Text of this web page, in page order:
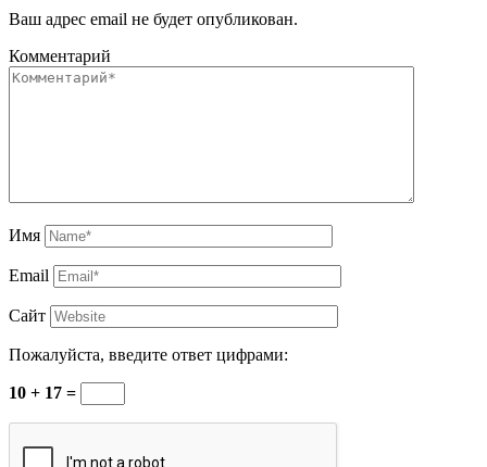
Ваш адрес email не будет опубликован.
Комментарий
Имя
Email
Сайт
Пожалуйста, введите ответ цифрами:
10 + 17 =